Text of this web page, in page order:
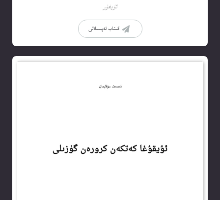
ئۇيغۇر
كىتاب تەپسىلاتى